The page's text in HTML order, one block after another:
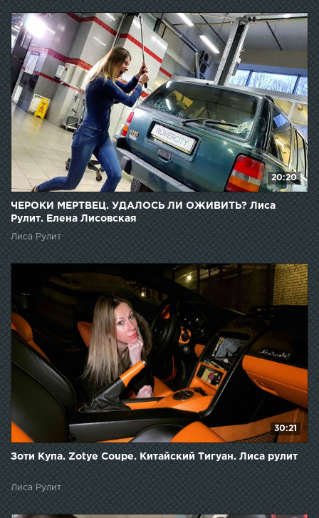
20:20
ЧЕРОКИ МЕРТВЕЦ. УДАЛОСЬ ЛИ ОЖИВИТЬ? Лиса
Рулит. Елена Лисовская
Лиса Рулит
30:21
Зоти Купа. Zotye Coupe. Китайский Тигуан. Лиса рулит
Лиса Рулит